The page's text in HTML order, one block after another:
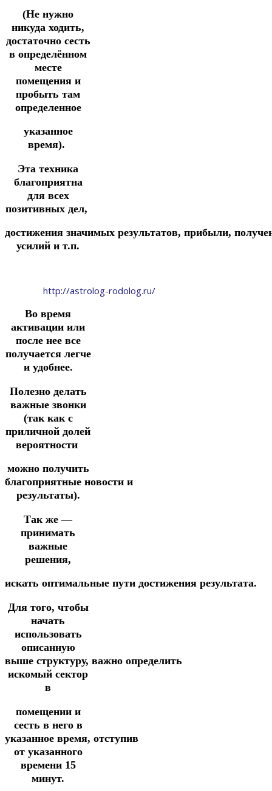
(Не нужно
никуда ходить,
достаточно сесть
в определённом
месте
помещения и
пробыть там
определенное
указанное
время).
Эта техника
благоприятна
для всех
позитивных дел,
достижения значимых результатов, прибыли,
усилий и т.п.
http://astrolog-rodolog.ru/
Во время
активации или
после нее все
получается легче
и удобнее.
Полезно делать
важные звонки
(так как с
приличной долей
вероятности
можно получить
благоприятные новости и
результаты).
Так же —
принимать
важные
решения,
искать оптимальные пути достижения результата.
Для того, чтобы
начать
использовать
описанную
выше структуру, важно определить
искомый сектор
в
помещении и
сесть в него в
указанное время, отступив
от указанного
времени 15
минут.